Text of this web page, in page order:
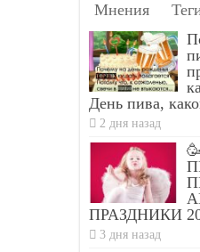
Мнения
День пива,
2 дня назад
ПРАЗДНИКИ
3 дня назад